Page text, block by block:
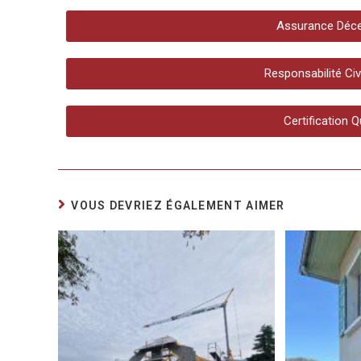
Assurance
Responsabilité
Certification
VOUS DEVRIEZ ÉGALEMENT AIMER